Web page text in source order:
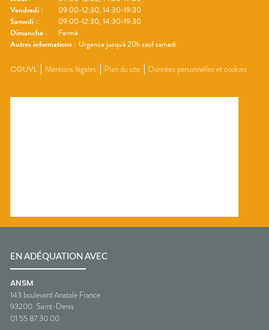
Vendredi :
09:00-12:30, 14:30-19:30
Samedi :
09:00-12:30, 14:30-19:30
Dimanche :
Fermé
Autres informations : Urgence jusqu'à 20h sauf samedi
CGUVL Mentions légales Plan du site Données personnelles et cookies
EN ADÉQUATION AVEC
ANSM
143 boulevard Anatole France
93200 Saint-Denis
01 55 87 30 00